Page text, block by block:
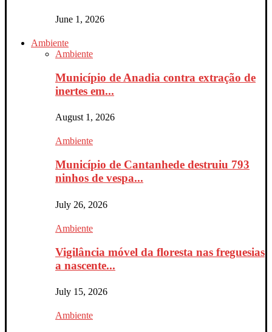
June 1, 2026
Ambiente
Ambiente
Município de Anadia contra extração de
inertes em...
August 1, 2026
Ambiente
Município de Cantanhede destruiu 793
ninhos de vespa...
July 26, 2026
Ambiente
Vigilância móvel da floresta nas freguesias
a nascente...
July 15, 2026
Ambiente